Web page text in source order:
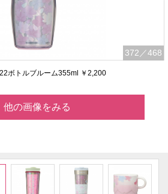
372 ／468
ボトルブルーム355ml ￥2,200
他の画像をみる